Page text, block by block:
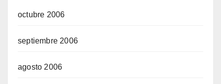
octubre 2006
septiembre 2006
agosto 2006